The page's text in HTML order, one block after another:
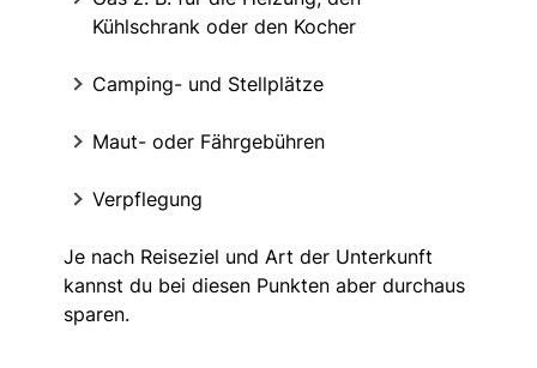
Kühlschrank oder den Kocher
Camping- und Stellplätze
Maut- oder Fährgebühren
Verpflegung
Je nach Reiseziel und Art der Unterkunft
kannst du bei diesen Punkten aber durchaus
sparen.